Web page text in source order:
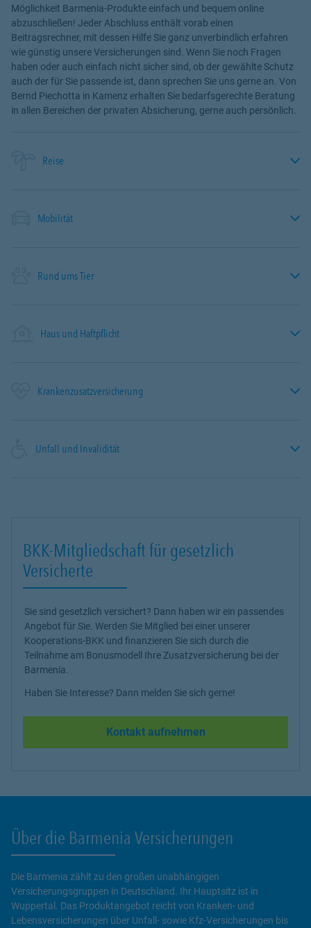
Möglichkeit Barmenia-Produkte einfach und bequem online
abzuschließen! Jeder Abschluss enthält vorab einen
Beitragsrechner, mit dessen Hilfe Sie ganz unverbindlich erfahren
wie günstig unsere Versicherungen sind. Wenn Sie noch Fragen
haben oder auch einfach nicht sicher sind, ob der gewählte Schutz
auch der für Sie passende ist, dann sprechen Sie uns gerne an. Von
Bernd Piechotta in Kamenz erhalten Sie bedarfsgerechte Beratung
in allen Bereichen der privaten Absicherung, gerne auch persönlich.
Reise
Mobilität
Rund ums Tier
Haus und Haftpflicht
Krankenzusatzversicherung
Unfall und Invalidität
BKK-Mitgliedschaft für gesetzlich
Versicherte
Sie sind gesetzlich versichert? Dann haben wir ein passendes
Angebot für Sie. Werden Sie Mitglied bei einer unserer
Kooperations-BKK und finanzieren Sie sich durch die
Teilnahme am Bonusmodell Ihre Zusatzversicherung bei der
Barmenia.
Haben Sie Interesse? Dann melden Sie sich gerne!
Kontakt aufnehmen
Über die Barmenia Versicherungen
Die Barmenia zählt zu den großen unabhängigen
Versicherungsgruppen in Deutschland. Ihr Hauptsitz ist in
Wuppertal. Das Produktangebot reicht von Kranken- und
Lebensversicherungen über Unfall- sowie Kfz-Versicherungen bis